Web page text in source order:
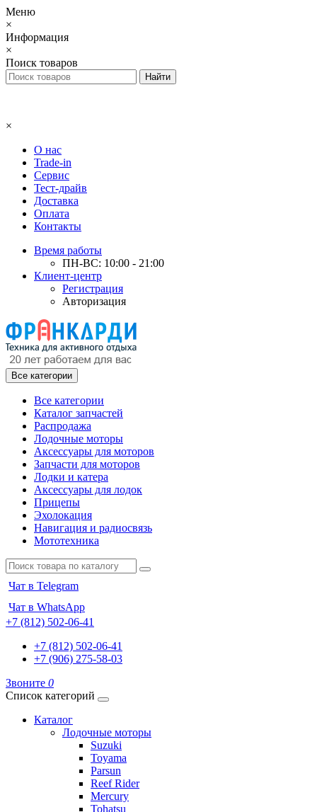
Меню
×
Информация
×
Поиск товаров
×
О нас
Trade-in
Сервис
Тест-драйв
Доставка
Оплата
Контакты
Время работы
ПН-ВС: 10:00 - 21:00
Клиент-центр
Регистрация
Авторизация
Все категории
Все категории
Каталог запчастей
Распродажа
Лодочные моторы
Аксессуары для моторов
Запчасти для моторов
Лодки и катера
Аксессуары для лодок
Прицепы
Эхолокация
Навигация и радиосвязь
Мототехника
Чат в Telegram
Чат в WhatsApp
+7 (812) 502-06-41
+7 (812) 502-06-41
+7 (906) 275-58-03
Звоните 0
Список категорий
Каталог
Лодочные моторы
Suzuki
Toyama
Parsun
Reef Rider
Mercury
Tohatsu